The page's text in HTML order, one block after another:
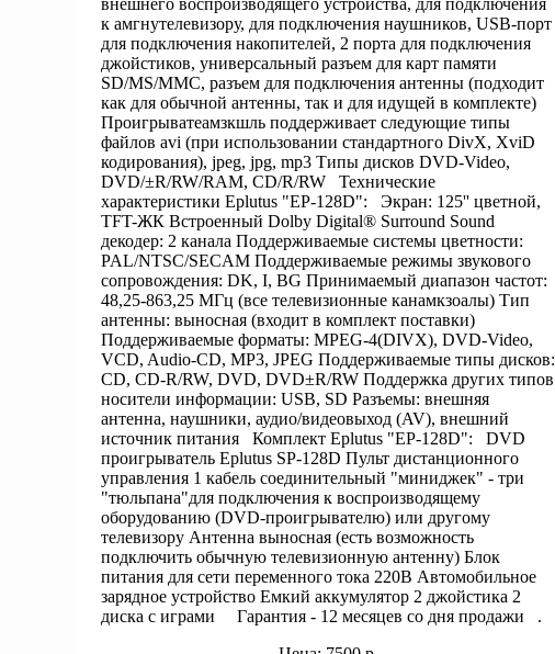
внешнего воспроизводящего устройства, для подключения
к амгнутелевизору, для подключения наушников, USB-порт
для подключения накопителей, 2 порта для подключения
джойстиков, универсальный разъем для карт памяти
SD/MS/MMC, разъем для подключения антенны (подходит
как для обычной антенны, так и для идущей в комплекте)
Проигрыватеамзкшль поддерживает следующие типы
файлов avi (при использовании стандартного DivX, XviD
кодирования), jpeg, jpg, mp3 Типы дисков DVD-Video,
DVD/±R/RW/RAM, CD/R/RW Технические
характеристики Eplutus "EP-128D": Экран: 125'' цветной,
TFT-ЖК Встроенный Dolby Digital® Surround Sound
декодер: 2 канала Поддерживаемые системы цветности:
PAL/NTSC/SECAM Поддерживаемые режимы звукового
сопровождения: DK, I, BG Принимаемый диапазон частот:
48,25-863,25 МГц (все телевизионные канамкзоалы) Тип
антенны: выносная (входит в комплект поставки)
Поддерживаемые форматы: MPEG-4(DIVX), DVD-Video,
VCD, Audio-CD, MP3, JPEG Поддерживаемые типы дисков:
CD, CD-R/RW, DVD, DVD±R/RW Поддержка других типов
носители информации: USB, SD Разъемы: внешняя
антенна, наушники, аудио/видеовыход (AV), внешний
источник питания Комплект Eplutus "EP-128D": DVD
проигрыватель Eplutus SP-128D Пульт дистанционного
управления 1 кабель соединительный "миниджек" - три
"тюльпана"для подключения к воспроизводящему
оборудованию (DVD-проигрывателю) или другому
телевизору Антенна выносная (есть возможность
подключить обычную телевизионную антенну) Блок
питания для сети переменного тока 220В Автомобильное
зарядное устройство Емкий аккумулятор 2 джойстика 2
диска с играми Гарантия - 12 месяцев со дня продажи .